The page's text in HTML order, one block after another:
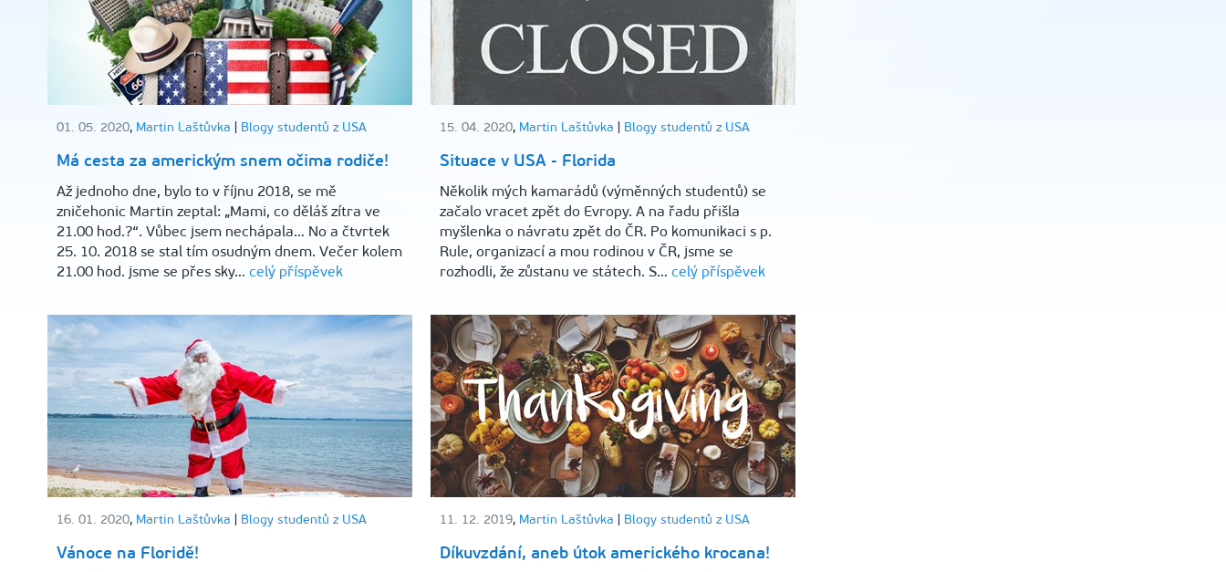
01. 05. 2020, Martin Laštůvka Blogy studentů z USA
Má cesta za americkým snem očima rodiče!
Až jednoho dne, bylo to v říjnu 2018, se mě
zničehonic Martin zeptal: „Mami, co děláš zítra ve
21.00 hod.?“. Vůbec jsem nechápala… No a čtvrtek
25. 10. 2018 se stal tím osudným dnem. Večer kolem
21.00 hod. jsme se přes sky… celý příspěvek
15. 04. 2020, Martin Laštůvka Blogy studentů z USA
Situace v USA - Florida
Několik mých kamarádů (výměnných studentů) se
začalo vracet zpět do Evropy. A na řadu přišla
myšlenka o návratu zpět do ČR. Po komunikaci s p.
Rule, organizací a mou rodinou v ČR, jsme se
rozhodli, že zůstanu ve státech. S… celý příspěvek
16. 01. 2020, Martin Laštůvka Blogy studentů z USA
Vánoce na Floridě!
11. 12. 2019, Martin Laštůvka Blogy studentů z USA
Díkuvzdání, aneb útok amerického krocana!